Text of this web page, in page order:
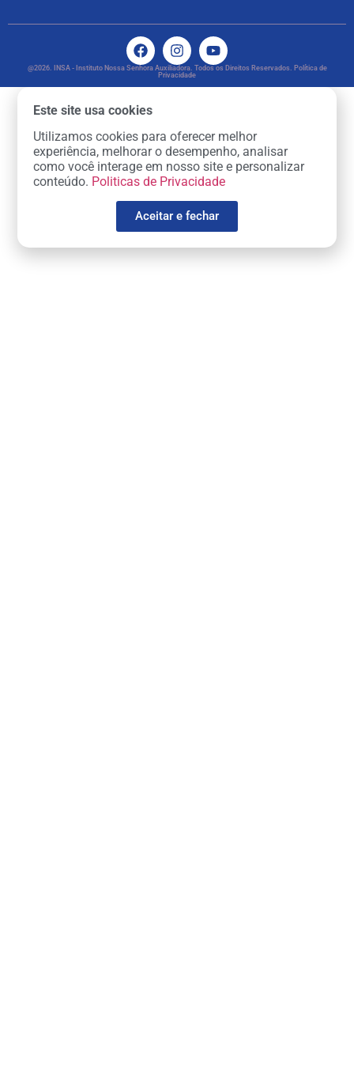
@2026. INSA - Instituto Nossa Senhora Auxiliadora. Todos os Direitos Reservados. Política de
Privacidade
Este site usa cookies
Utilizamos cookies para oferecer melhor
experiência, melhorar o desempenho, analisar
como você interage em nosso site e personalizar
conteúdo. Politicas de Privacidade
Aceitar e fechar